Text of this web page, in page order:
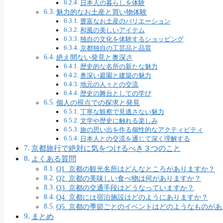
日本人の暮らしを体験
魅力的なお土産と買い物体験
豊富なお土産のバリエーション
和風の美しいアイテム
独自の文化を体験するショッピング
京都独自の工芸品と品質
絶え間ない発見と奥深さ
歴史的な名所の新たな魅力
奥深い庭園と建築の魅力
地元の人々との交流
歴史の舞台としての学び
個人の視点での探求と発見
丁寧な観察で見逃さない魅力
文学や歴史に触れる楽しみ
旅の思い出を作る個性的なアクティビティ
日本人との交流を通じて深く理解する
京都旅行で絶対に気をつけるべき３つのこと
よくある質問
Q1. 京都の観光名所はどんなところがありますか？
Q2. 京都の美味しい食べ物は何がありますか？
Q3. 京都の交通手段はどうなっていますか？
Q4. 京都には宿泊施設はどのようにありますか？
Q5. 京都の季節ごとのイベントはどのようなものがあ
まとめ